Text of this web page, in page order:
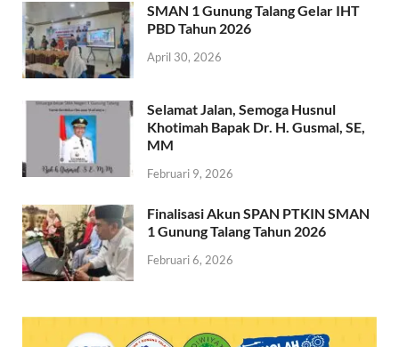
SMAN 1 Gunung Talang Gelar IHT
PBD Tahun 2026
April 30, 2026
Selamat Jalan, Semoga Husnul
Khotimah Bapak Dr. H. Gusmal, SE,
MM
Februari 9, 2026
Finalisasi Akun SPAN PTKIN SMAN
1 Gunung Talang Tahun 2026
Februari 6, 2026